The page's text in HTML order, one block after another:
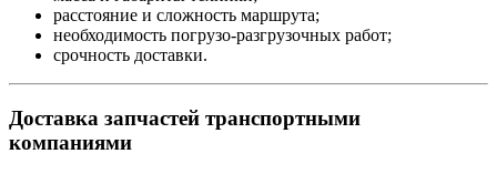
расстояние и сложность маршрута;
необходимость погрузо-разгрузочных работ;
срочность доставки.
Доставка запчастей транспортными
компаниями